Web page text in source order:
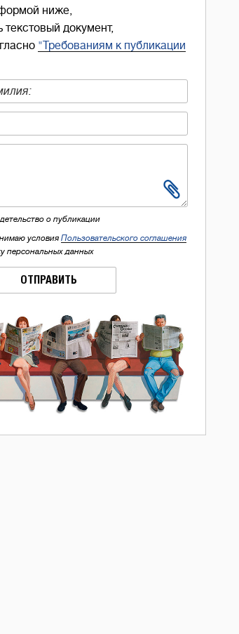
ниже,
текстовый документ,
"Требованиям к публикации
о публикации
условия Пользовательского соглашения
персональных данных
ОТПРАВИТЬ